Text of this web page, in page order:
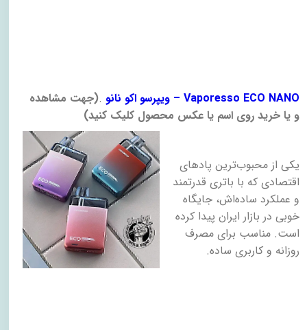
. ویپرسو اکو نانو – Vaporesso ECO NANO
)جهت مشاهده
و یا خرید روی اسم یا عکس محصول کلیک کنید(
یکی از محبوب‌ترین پادهای
اقتصادی که با باتری قدرتمند
و عملکرد ساده‌اش، جایگاه
خوبی در بازار ایران پیدا کرده
است. مناسب برای مصرف
روزانه و کاربری ساده.